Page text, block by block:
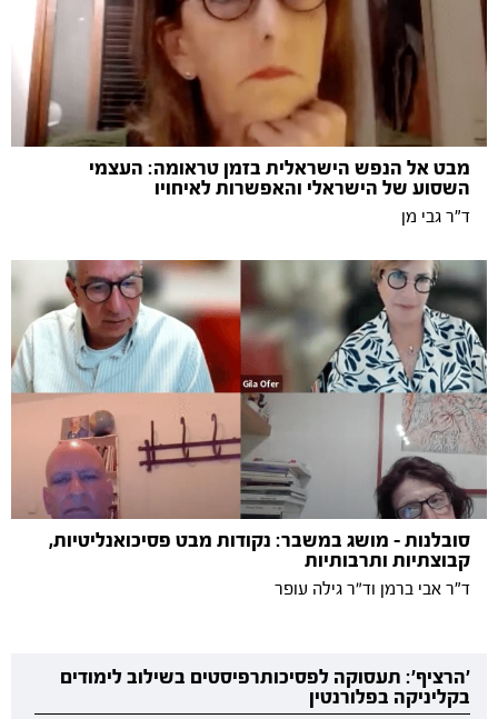
מבט אל הנפש הישראלית בזמן טראומה: העצמי
השסוע של הישראלי והאפשרות לאיחויו
ד"ר גבי מן
סובלנות - מושג במשבר: נקודות מבט פסיכואנליטיות,
קבוצתיות ותרבותיות
ד"ר אבי ברמן וד״ר גילה עופר
'הרציף': תעסוקה לפסיכותרפיסטים בשילוב לימודים
בקליניקה בפלורנטין